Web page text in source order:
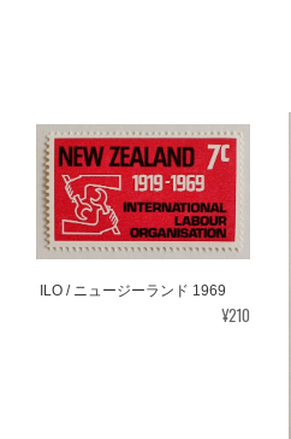
ILO / ニュージーランド 1969
¥210